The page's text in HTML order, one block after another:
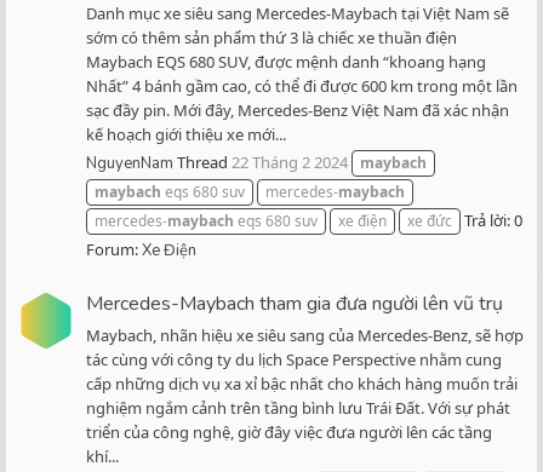
Danh mục xe siêu sang Mercedes-Maybach tại Việt Nam sẽ
sớm có thêm sản phẩm thứ 3 là chiếc xe thuần điện
Maybach EQS 680 SUV, được mệnh danh “khoang hạng
Nhất” 4 bánh gầm cao, có thể đi được 600 km trong một lần
sạc đầy pin. Mới đây, Mercedes-Benz Việt Nam đã xác nhận
kế hoạch giới thiệu xe mới...
NguyenNam Thread 22 Tháng 2 2024
maybach
maybach eqs 680 suv mercedes-maybach
mercedes-maybach eqs 680 suv xe điện xe đức
Trả lời: 0
Forum:Xe Điện
Mercedes-Maybach tham gia đưa người lên vũ trụ
Maybach, nhãn hiệu xe siêu sang của Mercedes-Benz, sẽ hợp
tác cùng với công ty du lịch Space Perspective nhằm cung
cấp những dịch vụ xa xỉ bậc nhất cho khách hàng muốn trải
nghiệm ngắm cảnh trên tầng bình lưu Trái Đất. Với sự phát
triển của công nghệ, giờ đây việc đưa người lên các tầng
khí...